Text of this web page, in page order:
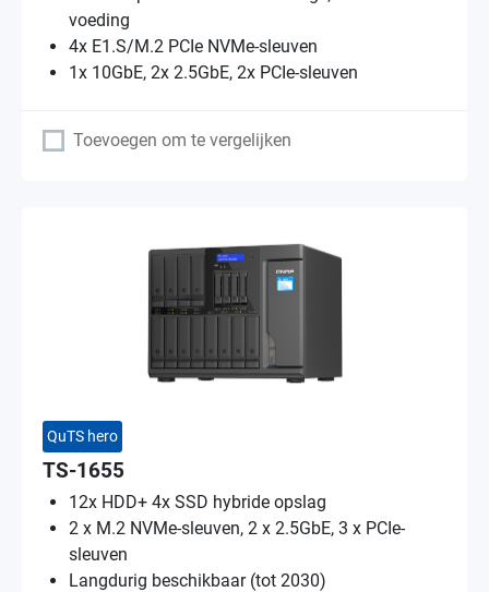
voeding
4x E1.S/M.2 PCIe NVMe-sleuven
1x 10GbE, 2x 2.5GbE, 2x PCIe-sleuven
Toevoegen om te vergelijken
QuTS hero
TS-1655
12x HDD+ 4x SSD hybride opslag
2 x M.2 NVMe-sleuven, 2 x 2.5GbE, 3 x PCIe-
sleuven
Langdurig beschikbaar (tot 2030)